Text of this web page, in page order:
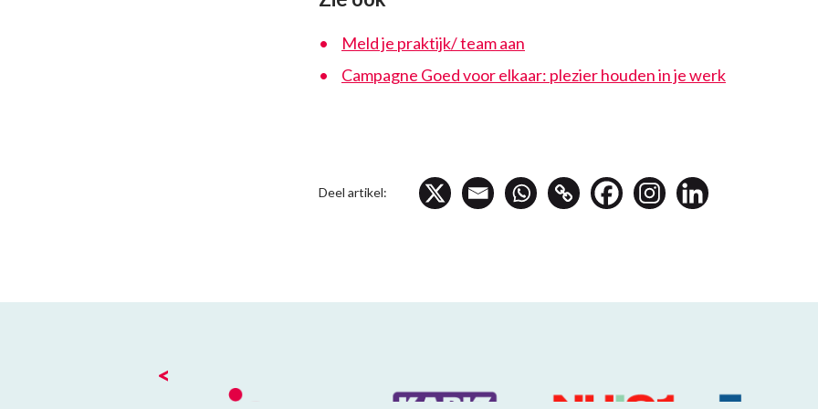
Meld je praktijk/ team aan
Campagne Goed voor elkaar: plezier houden in je werk
Deel artikel:
<